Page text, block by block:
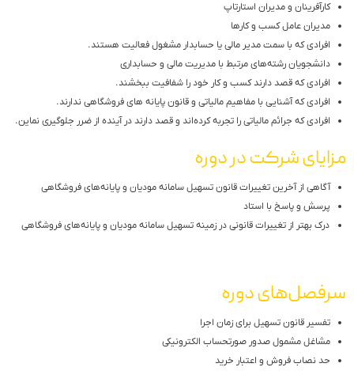
کارآفرینان و مدیران استارتاپ
مدیران عامل کسب و کارها
افرادی که با سمت مدیر مالی یا حسابدار مشغول فعالیت هستند.
دانشجویان رشته‌های مرتبط با مدیریت مالی و حسابداری
افرادی که قصد دارند کسب و کار خود را شفافیت ببخشند.
افرادی که آشنایی با مفاهیم مالیاتی و قانون پایانه های فروشگاهی ندارند.
افرادی که جرائم مالیاتی را تجربه کرده‌اند و قصد دارند در آینده از ضرر جلوگیری نماین.
مزایای شرکت در دوره
آگاهی از آخرین تغییرات قانون تسهیل سامانه مودیان و پایانه‌های فروشگاهی
پرسش و پاسخ با استاد
درک بهتر از تغییرات قانونی در زمینه تسهیل سامانه مودیان و پایانه‌های فروشگاهی
سرفصل‌های دوره
تفسیر قانون تسهیل برای زمان اجرا
مشاغل مشمول صدور صورتحساب الکترونیکی
حد نصاب فروش و اعتبار خرید